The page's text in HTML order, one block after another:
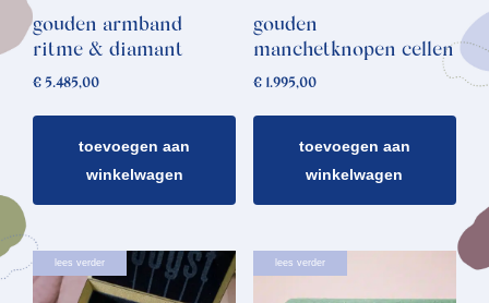
gouden armband
ritme & diamant
€ 5.485,00
toevoegen aan
winkelwagen
gouden
manchetknopen cellen
€1.995,00
toevoegen aan
winkelwagen
lees verder
Dit
product
lees verder